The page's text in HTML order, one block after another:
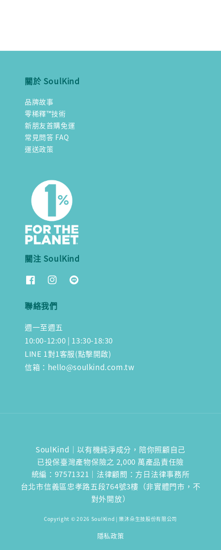
關於 SoulKind
品牌故事
零稀釋™技術
新朋友首購免運
常見問答 FAQ
運送政策
關注 SoulKind
聯絡我們
週一至週五
10:00-12:00 | 13:30-18:30
LINE 1對1客服(點擊開啟)
信箱：hello@soulkind.com.tw
SoulKind｜以有機純淨成分，陪你照顧自己
已投保臺灣產物保險之 2,000 萬產品責任險
統編：97571321｜法律顧問：方日法律事務所
台北市信義區忠孝路五段764號3樓（非實體門市，不
對外開放）
Copyright © 2026 SoulKind | 樂沐朵生技股份有限公司
隱私政策